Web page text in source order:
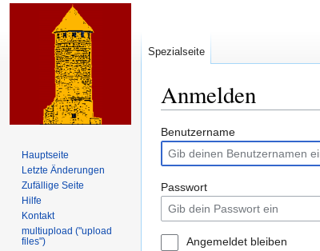
Anmelden
Zur
Navigation
springen
Zur
Suche
springen
Benutzername
Passwort
Angemeldet bleiben
Spezialseite
Hauptseite
Letzte Änderungen
Zufällige Seite
Hilfe
Kontakt
multiupload ("upload
files")